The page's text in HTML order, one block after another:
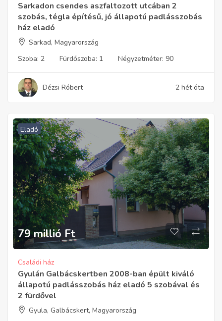
Sarkadon csendes aszfaltozott utcában 2
szobás, tégla építésű, jó állapotú padlásszobás
ház eladó
Sarkad, Magyarország
Szoba: 2 Fürdőszoba: 1 Négyzetméter: 90
Dézsi Róbert 2 hét óta
Eladó
79 millió Ft
Családi ház
Gyulán Galbácskertben 2008-ban épült kiváló
állapotú padlásszobás ház eladó 5 szobával és
2 fürdővel
Gyula, Galbácskert, Magyarország